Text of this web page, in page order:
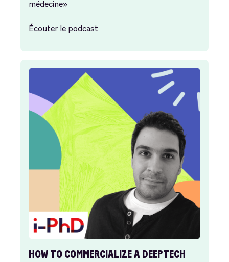
médecine»
Écouter le podcast
HOW TO COMMERCIALIZE A DEEPTECH